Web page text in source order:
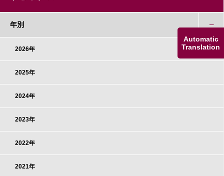
Automatic
Translation
年別
2026年
2025年
2024年
2023年
2022年
2021年